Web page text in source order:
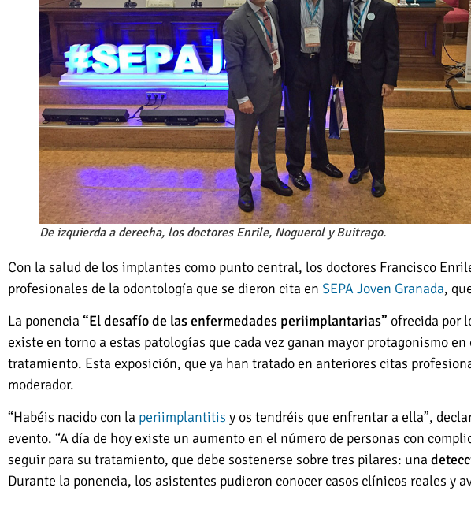
De izquierda a derecha, los doctores Enrile, Noguerol y Buitrago.
Con la salud de los implantes como punto central, los doctores Francisco
profesionales de la odontología que se dieron cita en SEPA Joven Granada,
La ponencia “El desafío de las enfermedades periimplantarias” ofrecida por
existe en torno a estas patologías que cada vez ganan mayor protagonismo
tratamiento. Esta exposición, que ya han tratado en anteriores citas
moderador.
“Habéis nacido con la periimplantitis y os tendréis que enfrentar a ella”,
evento. “A día de hoy existe un aumento en el número de personas con
seguir para su tratamiento, que debe sostenerse sobre tres pilares: una
Durante la ponencia, los asistentes pudieron conocer casos clínicos reales y